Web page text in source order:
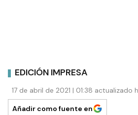
EDICIÓN IMPRESA
17 de abril de 2021 | 01:38 actualizado
Añadir como fuente en